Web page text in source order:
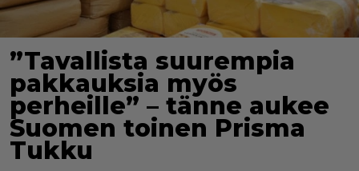
”Tavallista suurempia
pakkauksia myös
perheille” – tänne aukee
Suomen toinen Prisma
Tukku